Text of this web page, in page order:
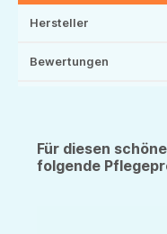
Hersteller
Bewertungen
Für diesen
folgende